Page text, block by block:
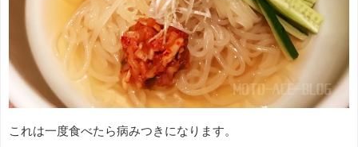
これは一度食べたら病みつきになります。